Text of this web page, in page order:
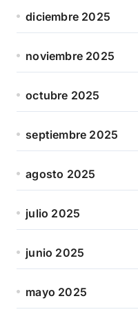
diciembre 2025
noviembre 2025
octubre 2025
septiembre 2025
agosto 2025
julio 2025
junio 2025
mayo 2025